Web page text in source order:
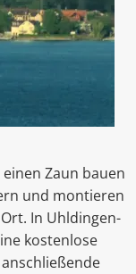
einen Zaun bauen
und montieren
In Uhldingen-
kostenlose